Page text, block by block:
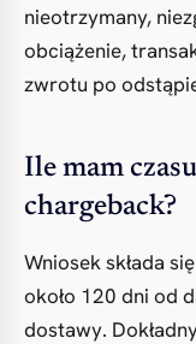
nieotrzymany,
obciążenie,
zwrotu po
Ile mam
chargeback?
Wniosek składa
około 120 dni od
dostawy.